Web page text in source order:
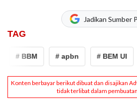
Jadikan Sumber
TAG
# BBM # apbn # BEM UI